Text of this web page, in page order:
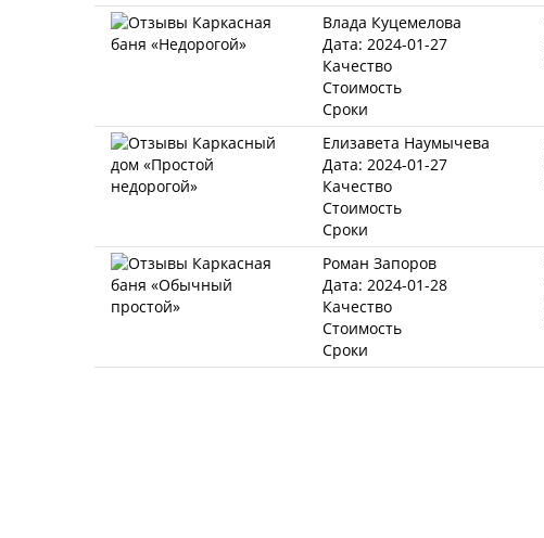
Влада Куцемелова
Дата: 2024-01-27
Качество
Стоимость
Сроки
Елизавета Наумычева
Дата: 2024-01-27
Качество
Стоимость
Сроки
Роман Запоров
Дата: 2024-01-28
Качество
Стоимость
Сроки